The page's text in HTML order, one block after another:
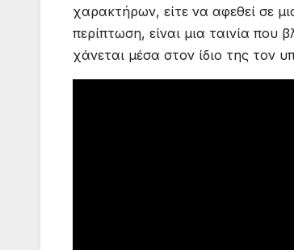
χαρακτήρων, είτε να αφεθεί σε
περίπτωση, είναι μια ταινία που
χάνεται μέσα στον ίδιο της τον